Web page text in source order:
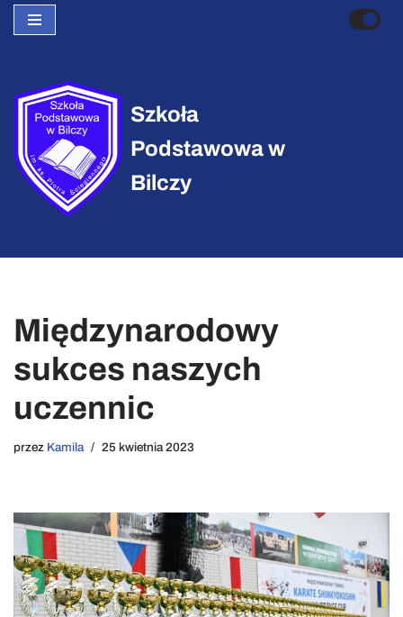
treści
Szkoła
Podstawowa w
Bilczy
Międzynarodowy
sukces naszych
uczennic
przez Kamila 25 kwietnia 2023